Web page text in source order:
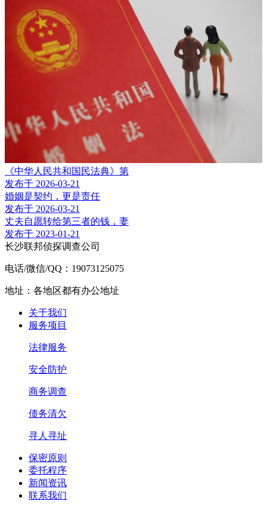
《中华人民共和国民法典》第
发布于 2026-03-21
婚姻是契约，更是责任
发布于 2026-03-21
丈夫自愿转给第三者的钱，妻
发布于 2023-01-21
长沙联邦侦探调查公司
电话/微信/QQ：19073125075
地址：各地区都有办公地址
关于我们
服务项目
法律服务
安全防护
商务调查
债务清欠
寻人寻址
保密原则
委托程序
新闻资讯
联系我们